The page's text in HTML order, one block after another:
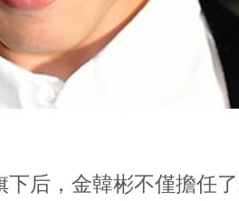
后，金韓彬不僅擔任